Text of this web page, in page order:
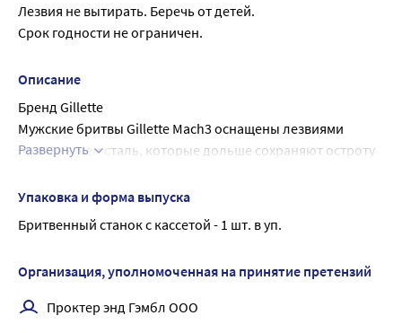
Лезвия не вытирать. Беречь от детей.
Срок годности не ограничен.
Описание
Бренд Gillette
Мужские бритвы Gillette Mach3 оснащены лезвиями
прочнее, чем сталь, которые дольше сохраняют остроту
Более острые лезвия (первые 2 лезвия по сравнению с
Sensor3) рассчитаны на 15 процедур комфортного
бритья.
которая скользит по коже, предотвращая ее
покраснение, а защитный микрогребень Skin Guard
Развернуть
Упаковка и форма выпуска
Бритвенный станок с кассетой - 1 шт. в уп.
Организация, уполномоченная на принятие претензий
Проктер энд Гэмбл ООО